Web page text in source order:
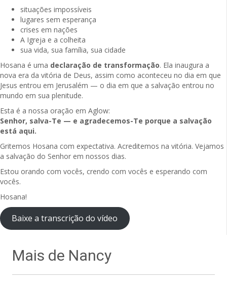
situações impossíveis
lugares sem esperança
crises em nações
A Igreja e a colheita
sua vida, sua família, sua cidade
Hosana é uma declaração de transformação. Ela inaugura a
nova era da vitória de Deus, assim como aconteceu no dia em que
Jesus entrou em Jerusalém — o dia em que a salvação entrou no
mundo em sua plenitude.
Esta é a nossa oração em Aglow:
Senhor, salva-Te — e agradecemos-Te porque a salvação
está aqui.
Gritemos Hosana com expectativa. Acreditemos na vitória. Vejamos
a salvação do Senhor em nossos dias.
Estou orando com vocês, crendo com vocês e esperando com
vocês.
Hosana!
Baixe a transcrição do vídeo
Mais de Nancy